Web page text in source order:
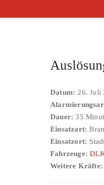
Datum: 26. Juli
Dauer: 35
Einsatzart:
Einsatzort:
Fahrzeuge:
Weitere Kräfte: